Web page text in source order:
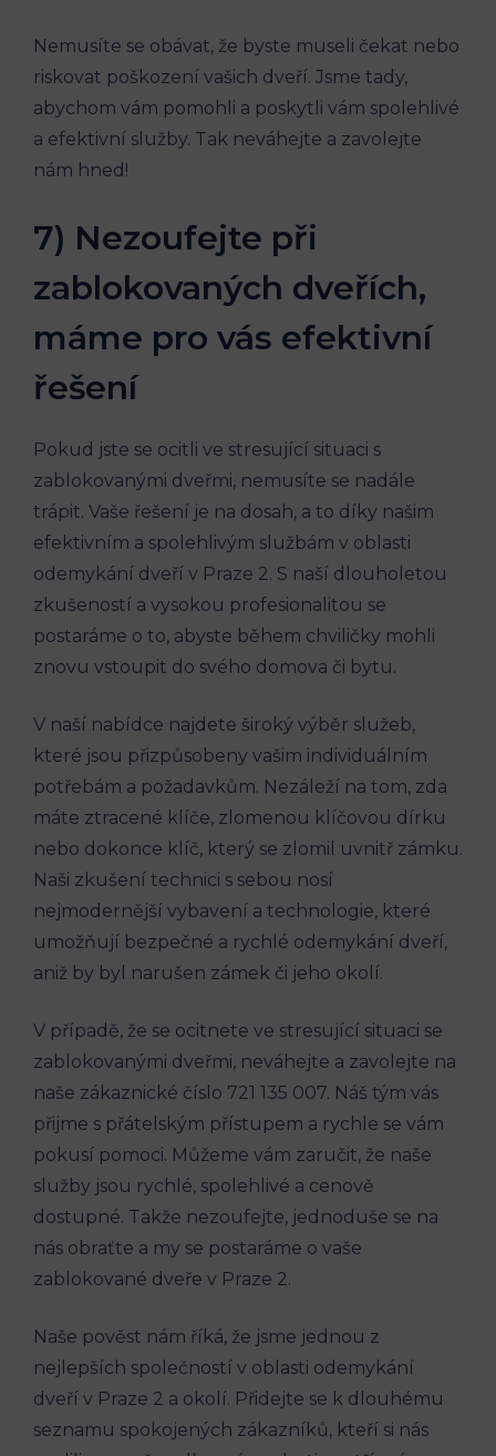
Nemusíte se obávat, že byste museli čekat nebo
riskovat poškození vašich dveří. Jsme tady,
abychom vám pomohli a poskytli vám spolehlivé
a efektivní služby. Tak neváhejte a zavolejte
nám hned!
7) Nezoufejte při
zablokovaných dveřích,
máme pro vás efektivní
řešení
Pokud jste se ocitli ve stresující situaci s
zablokovanými dveřmi, nemusíte se nadále
trápit. Vaše řešení je na dosah, a to díky našim
efektivním a spolehlivým službám v oblasti
odemykání dveří v Praze 2. S naší dlouholetou
zkušeností a vysokou profesionalitou se
postaráme o to, abyste během chviličky mohli
znovu vstoupit do svého domova či bytu.
V naší nabídce najdete široký výběr služeb,
které jsou přizpůsobeny vašim individuálním
potřebám a požadavkům. Nezáleží na tom, zda
máte ztracené klíče, zlomenou klíčovou dírku
nebo dokonce klíč, který se zlomil uvnitř zámku.
Naši zkušení technici s sebou nosí
nejmodernější vybavení a technologie, které
umožňují bezpečné a rychlé odemykání dveří,
aniž by byl narušen zámek či jeho okolí.
V případě, že se ocitnete ve stresující situaci se
zablokovanými dveřmi, neváhejte a zavolejte na
naše zákaznické číslo 721 135 007. Náš tým vás
přijme s přátelským přístupem a rychle se vám
pokusí pomoci. Můžeme vám zaručit, že naše
služby jsou rychlé, spolehlivé a cenově
dostupné. Takže nezoufejte, jednoduše se na
nás obraťte a my se postaráme o vaše
zablokované dveře v Praze 2.
Naše pověst nám říká, že jsme jednou z
nejlepších společností v oblasti odemykání
dveří v Praze 2 a okolí. Přidejte se k dlouhému
seznamu spokojených zákazníků, kteří si nás